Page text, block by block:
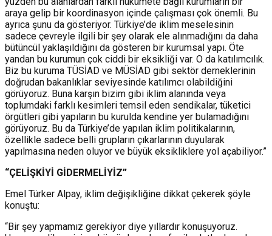
araya gelip bir koordinasyon içinde çalışması çok önemli. Bu
ayrıca şunu da gösteriyor. Türkiye’de iklim meselesinin
sadece çevreyle ilgili bir şey olarak ele alınmadığını da daha
bütüncül yaklaşıldığını da gösteren bir kurumsal yapı. Öte
yandan bu kurumun çok ciddi bir eksikliği var. O da katılımcılık.
Biz bu kuruma TÜSİAD ve MÜSİAD gibi sektör derneklerinin
doğrudan bakanlıklar seviyesinde katılımcı olabildiğini
görüyoruz. Buna karşın bizim gibi iklim alanında veya
toplumdaki farklı kesimleri temsil eden sendikalar, tüketici
örgütleri gibi yapıların bu kurulda kendine yer bulamadığını
görüyoruz. Bu da Türkiye’de yapılan iklim politikalarının,
özellikle sadece belli grupların çıkarlarının duyularak
yapılmasına neden oluyor ve büyük eksikliklere yol açabiliyor.”
“ÇELİŞKİYİ GİDERMELİYİZ”
Emel Türker Alpay, iklim değişikliğine dikkat çekerek şöyle
konuştu:
“Bir şey yapmamız gerekiyor diye yıllardır konuşuyoruz.